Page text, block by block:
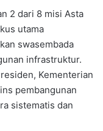
2 dari 8 misi Asta
utama
swasembada
infrastruktur.
Kementerian
pembangunan
sistematis dan